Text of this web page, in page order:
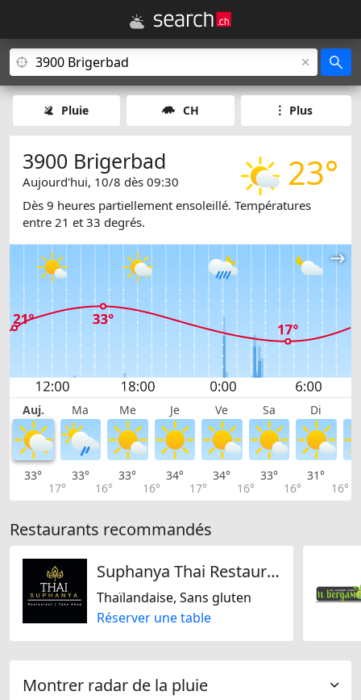
Pluie CH Plus
23°
3900 Brigerbad
Aujourd'hui, 10/8 dès 09:30
Dès 9 heures partiellement ensoleillé. Températures
entre 21 et 33 degrés.
Auj. Ma Me Je Ve Sa Di
33°
17°
33°
16°
33°
16°
34°
17°
34°
16°
33°
16°
31°
16°
Restaurants recommandés
Suphanya Thai Restaurant
Thaïlandaise, Sans gluten
Réserver une table
Montrer radar de la pluie